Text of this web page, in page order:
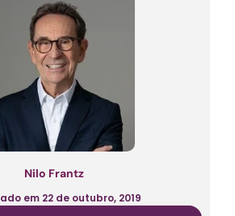
Nilo Frantz
em 22 de outubro, 2019